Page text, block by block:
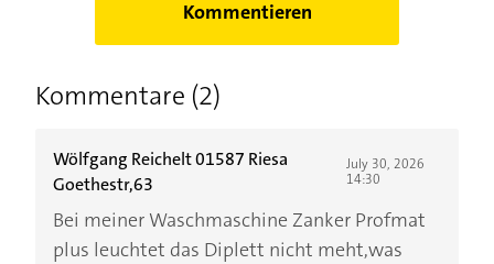
Kommentieren
Kommentare (2)
Wölfgang Reichelt 01587 Riesa
Goethestr,63
July 30, 2026
14:30
Bei meiner Waschmaschine Zanker Profmat
plus leuchtet das Diplett nicht meht,was